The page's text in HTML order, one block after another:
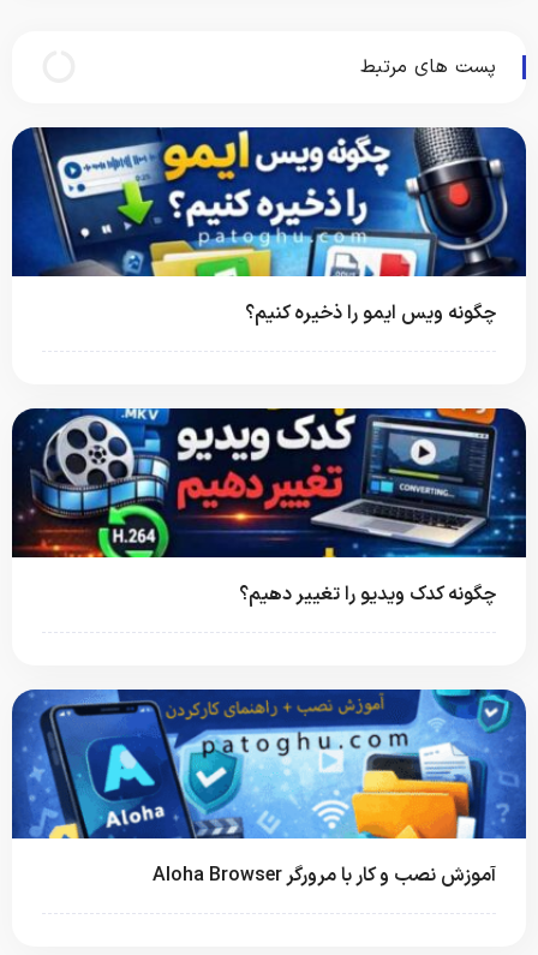
پست های مرتبط
چگونه ویس ایمو را ذخیره کنیم؟
چگونه کدک ویدیو را تغییر دهیم؟
آموزش نصب و کار با مرورگر Aloha Browser